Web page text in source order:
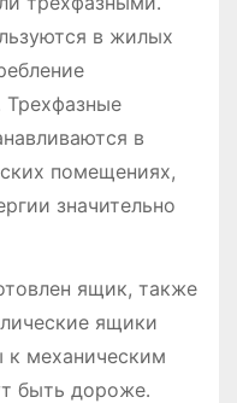
в жилых
Трехфазные
в
помещениях,
значительно
ящик, также
ящики
к механическим
быть дороже․